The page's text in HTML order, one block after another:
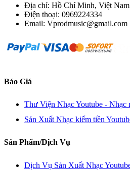
Địa chỉ: Hồ Chí Minh, Việt Nam
Điện thoại: 0969224334
Email: Vprodmusic@gmail.com
Báo Giá
Thư Viện Nhạc Youtube - Nhạc
Sản Xuất Nhạc kiếm tiền
Sản Phẩm/Dịch Vụ
Dịch Vụ Sản Xuất Nhạc